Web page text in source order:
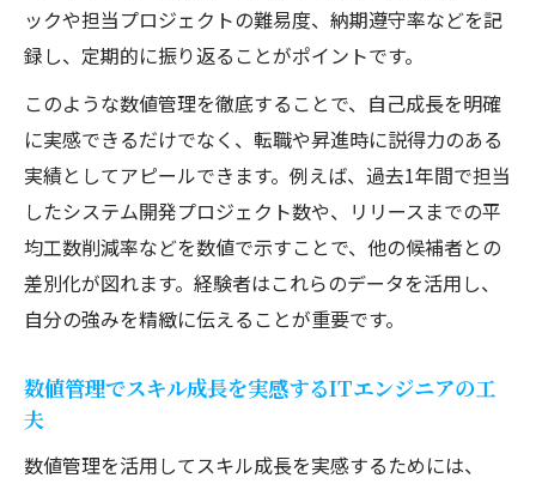
ックや担当プロジェクトの難易度、納期遵守率などを記
録し、定期的に振り返ることがポイントです。
このような数値管理を徹底することで、自己成長を明確
に実感できるだけでなく、転職や昇進時に説得力のある
実績としてアピールできます。例えば、過去1年間で担当
したシステム開発プロジェクト数や、リリースまでの平
均工数削減率などを数値で示すことで、他の候補者との
差別化が図れます。経験者はこれらのデータを活用し、
自分の強みを精緻に伝えることが重要です。
数値管理でスキル成長を実感するITエンジニアの工
夫
数値管理を活用してスキル成長を実感するためには、